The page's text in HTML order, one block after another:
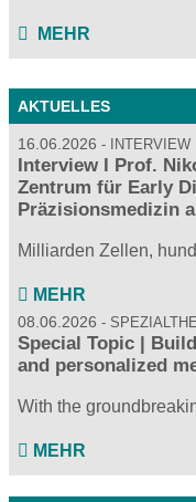
MEHR
AKTUELLES
16.06.2026 INTERVIEW
Interview I Prof.
Zentrum für Early
Präzisionsmedizin
Milliarden Zellen,
MEHR
08.06.2026
Special Topic |
and personalized
With the
MEHR